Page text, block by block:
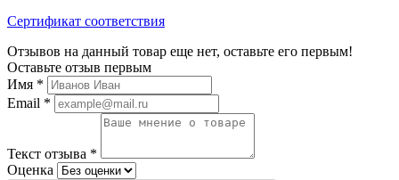
Сертификат соответствия
Отзывов на данный товар еще нет, оставьте его первым!
Оставьте отзыв первым
Имя *
Email *
Текст отзыва *
Оценка